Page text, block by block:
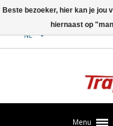
NL
Menu
Beste bezoeker, hier kan je jou
hiernaast op